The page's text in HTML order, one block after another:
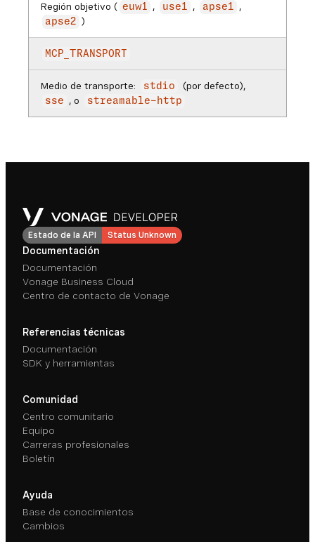
Región objetivo ( euw1 , use1 , apse1 ,
apse2 )
MCP_TRANSPORT
Medio de transporte: stdio (por defecto),
sse , o streamable-http
Estado de la API Status Unknown
Documentación
Documentación
Vonage Business Cloud
Centro de contacto de Vonage
Referencias técnicas
Documentación
SDK y herramientas
Comunidad
Centro comunitario
Equipo
Carreras profesionales
Boletín
Ayuda
Base de conocimientos
Cambios